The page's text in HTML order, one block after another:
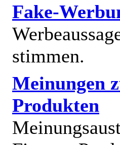
Fake-
stimmen.
Meinungen
Produkten